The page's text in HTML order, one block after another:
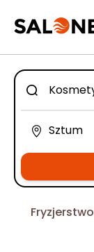
Fryzjerstwo